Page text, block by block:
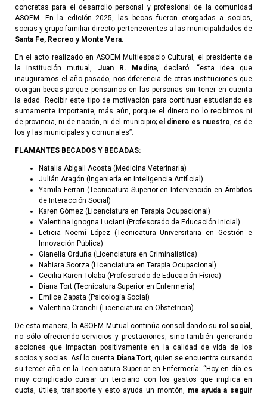
concretas para el desarrollo personal y profesional de la comunidad
ASOEM. En la edición 2025, las becas fueron otorgadas a socios,
socias y grupo familiar directo pertenecientes a las municipalidades de
Santa Fe, Recreo y Monte Vera.
En el acto realizado en ASOEM Multiespacio Cultural, el presidente de
la institución mutual, Juan R. Medina, declaró: “esta idea que
inauguramos el año pasado, nos diferencia de otras instituciones que
otorgan becas porque pensamos en las personas sin tener en cuenta
la edad. Recibir este tipo de motivación para continuar estudiando es
sumamente importante, más aún, porque el dinero no lo recibimos ni
de provincia, ni de nación, ni del municipio; el dinero es nuestro, es de
los y las municipales y comunales”.
FLAMANTES BECADOS Y BECADAS:
Natalia Abigail Acosta (Medicina Veterinaria)
Julián Aragón (Ingeniería en Inteligencia Artificial)
Yamila Ferrari (Tecnicatura Superior en Intervención en Ámbitos
de Interacción Social)
Karen Gómez (Licenciatura en Terapia Ocupacional)
Valentina Ignogna Luciani (Profesorado de Educación Inicial)
Leticia Noemí López (Tecnicatura Universitaria en Gestión e
Innovación Pública)
Gianella Orduña (Licenciatura en Criminalística)
Nahiara Scorza (Licenciatura en Terapia Ocupacional)
Cecilia Karen Tolaba (Profesorado de Educación Física)
Diana Tort (Tecnicatura Superior en Enfermería)
Emilce Zapata (Psicología Social)
Valentina Cronchi (Licenciatura en Obstetricia)
De esta manera, la ASOEM Mutual continúa consolidando su rol social,
no sólo ofreciendo servicios y prestaciones, sino también generando
acciones que impactan positivamente en la calidad de vida de los
socios y socias. Así lo cuenta Diana Tort, quien se encuentra cursando
su tercer año en la Tecnicatura Superior en Enfermería: “Hoy en día es
muy complicado cursar un terciario con los gastos que implica en
cuota, útiles, transporte y esto ayuda un montón, me ayuda a seguir